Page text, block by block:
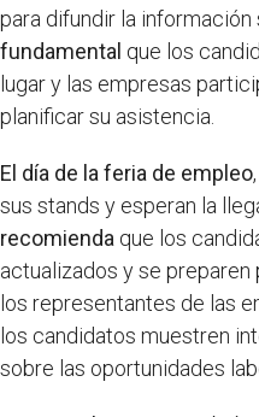
para difundir la información
fundamental que los
lugar y las empresas
planificar su asistencia.
El día de la feria de empleo
sus stands y esperan la
recomienda que los
actualizados y se preparen
los representantes de las
los candidatos muestren
sobre las oportunidades